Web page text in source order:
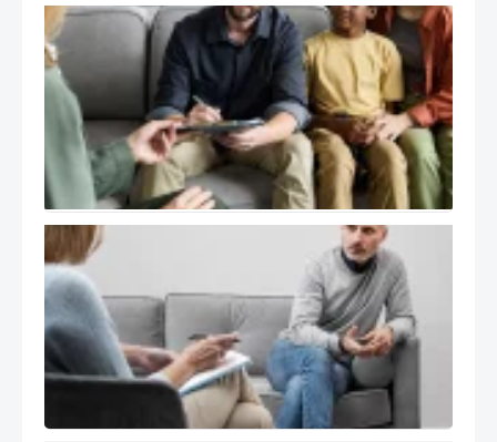
درمان
هیجان
EFT و
خانواده
در
فرهنگ
خود
درمانگر در
اتاق درمان
( The Self
of the
Therapist
)